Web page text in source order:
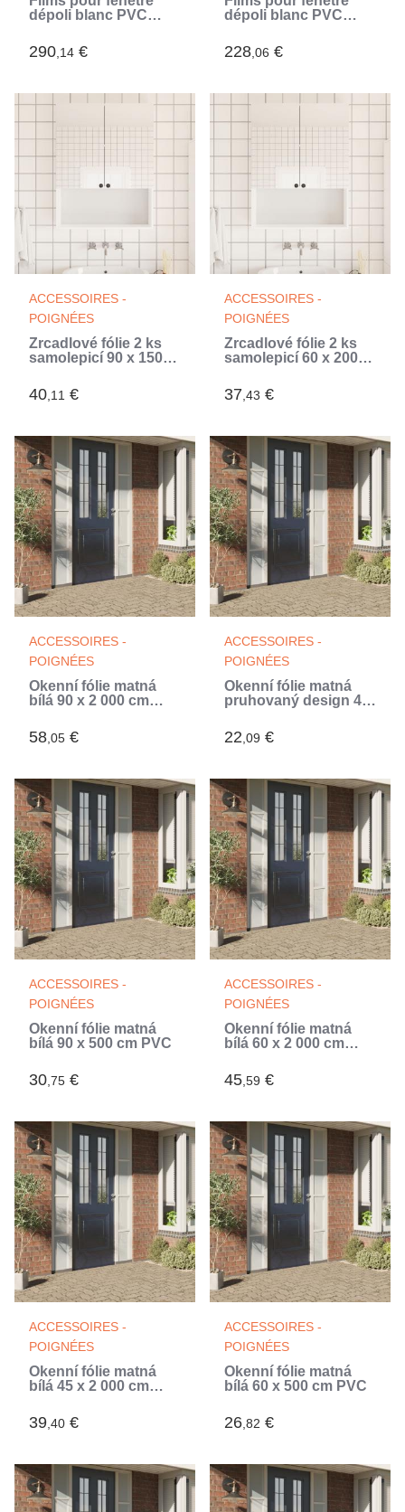
dépoli blanc PVC
290,14 €
dépoli blanc PVC
228,06 €
ACCESSOIRES -
POIGNÉES
Zrcadlové fólie 2 ks
samolepicí 90 x 150
40,11 €
ACCESSOIRES -
POIGNÉES
Zrcadlové fólie 2 ks
samolepicí 60 x 200
37,43 €
ACCESSOIRES -
POIGNÉES
Okenní fólie matná
bílá 90 x 2 000 cm
58,05 €
ACCESSOIRES -
POIGNÉES
Okenní fólie matná
pruhovaný design 45
22,09 €
ACCESSOIRES -
POIGNÉES
Okenní fólie matná
bílá 90 x 500 cm PVC
30,75 €
ACCESSOIRES -
POIGNÉES
Okenní fólie matná
bílá 60 x 2 000 cm
45,59 €
ACCESSOIRES -
POIGNÉES
Okenní fólie matná
bílá 45 x 2 000 cm
39,40 €
ACCESSOIRES -
POIGNÉES
Okenní fólie matná
bílá 60 x 500 cm PVC
26,82 €